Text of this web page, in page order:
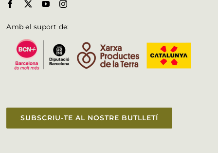
Amb el suport de:
SUBSCRIU-TE AL NOSTRE BUTLLETÍ